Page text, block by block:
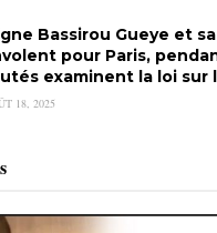
Bassirou Gueye et
pour Paris,
examinent la loi sur
18, 2025